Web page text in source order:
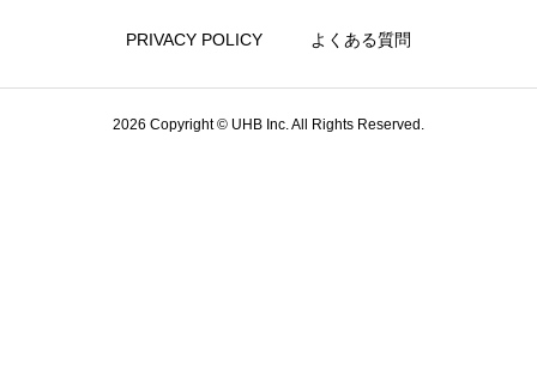
PRIVACY POLICY よくある質問
2026 Copyright © UHB Inc. All Rights Reserved.